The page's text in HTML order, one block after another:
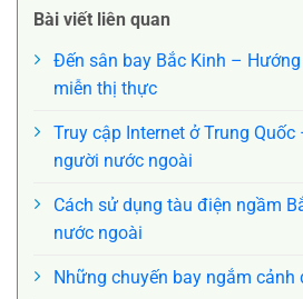
Bài viết liên quan
Đến sân bay Bắc Kinh –
miễn thị thực
Truy cập Internet ở Trung
người nước ngoài
Cách sử dụng tàu điện ngầm
nước ngoài
Những chuyến bay ngắm cảnh